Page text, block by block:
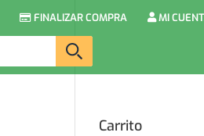
FINALIZAR COMPRA MI
Carrito